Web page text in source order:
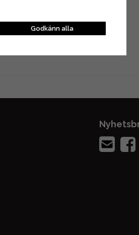
95VPX056E, 95TXL056E, 933-156.
Godkänn alla